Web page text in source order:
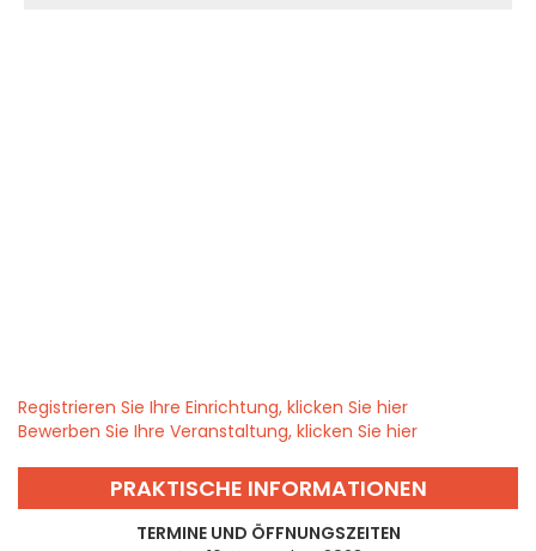
Registrieren Sie Ihre Einrichtung, klicken Sie hier
Bewerben Sie Ihre Veranstaltung, klicken Sie hier
PRAKTISCHE INFORMATIONEN
TERMINE UND ÖFFNUNGSZEITEN